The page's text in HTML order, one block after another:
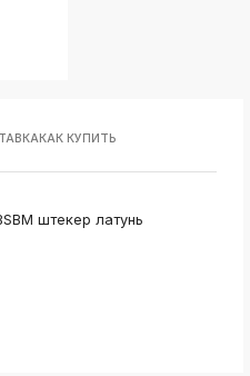
КАК КУПИТЬ
штекер латунь